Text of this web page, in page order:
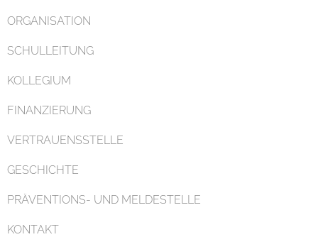
ORGANISATION
SCHULLEITUNG
KOLLEGIUM
FINANZIERUNG
VERTRAUENSSTELLE
GESCHICHTE
PRÄVENTIONS- UND MELDESTELLE
KONTAKT